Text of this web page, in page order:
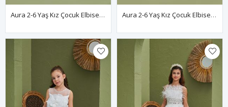
Aura 2-6 Yaş Kız Çocuk Elbise 20165 Lila Aura 2-6 Yaş Kız Çocuk Elbise 20165 Kırmızı